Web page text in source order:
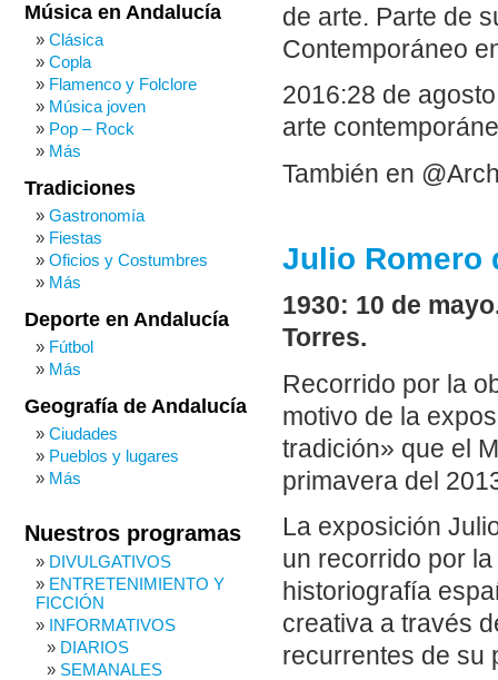
de arte. Parte de
Contemporáneo
2016:28 de
arte
También en
Julio Romero
1930: 10 de
Torres.
Recorrido por la
motivo de la
tradición» que el
primavera del
La exposición
un recorrido por
historiografía
creativa a través
recurrentes de su
Música en Andalucía
Clásica
Copla
Flamenco y Folclore
Música joven
Pop – Rock
Más
Tradiciones
Gastronomía
Fiestas
Oficios y Costumbres
Más
Deporte en Andalucía
Fútbol
Más
Geografía de Andalucía
Ciudades
Pueblos y lugares
Más
Nuestros programas
DIVULGATIVOS
ENTRETENIMIENTO Y
FICCIÓN
INFORMATIVOS
DIARIOS
SEMANALES